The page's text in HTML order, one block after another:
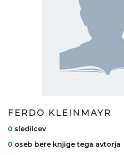
FERDO KLEINMAYR
0 sledilcev
0 oseb bere knjige tega avtorja